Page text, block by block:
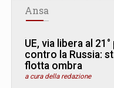
Ansa
UE, via libera al
contro la Russia:
flotta ombra
a cura della redazione